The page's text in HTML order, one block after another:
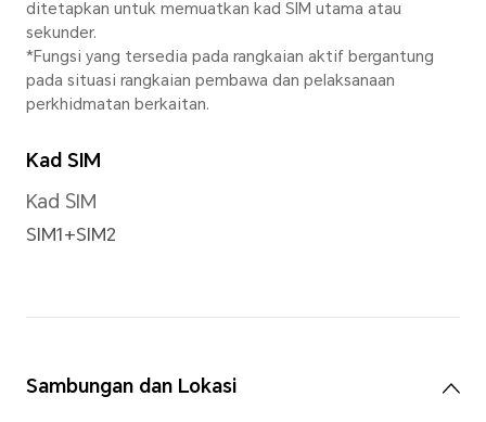
*Resolusi video sebenar mungkin
pada mod tangkapan.
Lampu kilat LED tunggal
Gerak Perlahan, Panorama,